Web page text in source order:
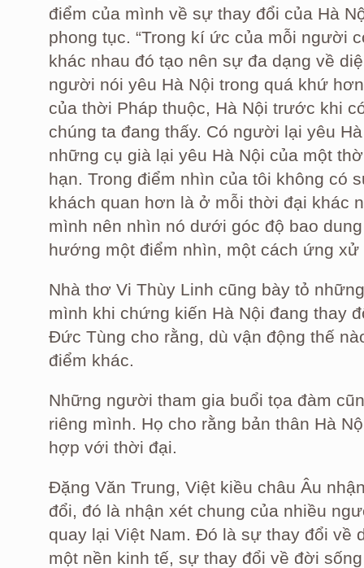
điểm của mình về sự thay đổi của Hà
phong tục. “Trong kí ức của mỗi người
khác nhau đó tạo nên sự đa dạng về
người nói yêu Hà Nội trong quá khứ
của thời Pháp thuộc, Hà Nội trước khi
chúng ta đang thấy. Có người lại yêu
những cụ già lại yêu Hà Nội của một
hạn. Trong điểm nhìn của tôi không có
khách quan hơn là ở mỗi thời đại khác
mình nên nhìn nó dưới góc độ bao
hướng một điểm nhìn, một cách ứng xử
Nhà thơ Vi Thùy Linh cũng bày tỏ
mình khi chứng kiến Hà Nội đang thay
Đức Tùng cho rằng, dù vận động thế
điểm khác.
Những người tham gia buổi tọa đàm
riêng mình. Họ cho rằng bản thân Hà
hợp với thời đại.
Đặng Văn Trung, Việt kiều châu Âu
đổi, đó là nhận xét chung của nhiều
quay lại Việt Nam. Đó là sự thay đổi về
một nền kinh tế, sự thay đổi về đời